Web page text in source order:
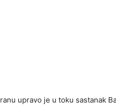
upravo je u toku sastanak